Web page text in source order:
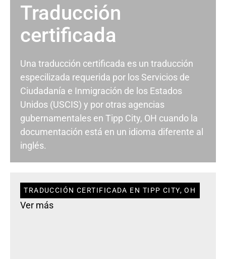
Traducción
certificada
Una traducción certificada es un traducción
especilizada requerida por los Servicios de
Ciudadanía e Inmigración de los Estados
Unidos (USCIS) y por otras agencias
gubernamentales en Tipp City, OH cuando la
documentación está en un idioma diferente al
inglés.
TRADUCCIÓN CERTIFICADA EN TIPP CITY, OH
Ver más